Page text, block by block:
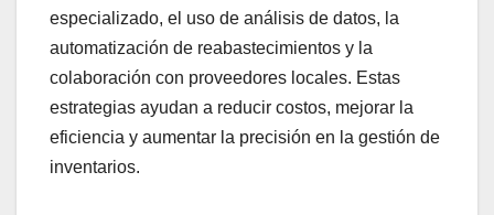
especializado, el uso de análisis de datos, la
automatización de reabastecimientos y la
colaboración con proveedores locales. Estas
estrategias ayudan a reducir costos, mejorar la
eficiencia y aumentar la precisión en la gestión de
inventarios.